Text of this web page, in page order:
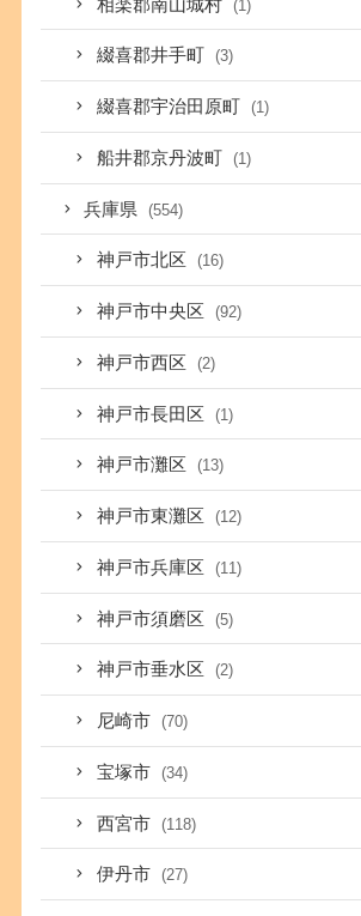
相楽郡南山城村 (1)
綴喜郡井手町 (3)
綴喜郡宇治田原町 (1)
船井郡京丹波町 (1)
兵庫県 (554)
神戸市北区 (16)
神戸市中央区 (92)
神戸市西区 (2)
神戸市長田区 (1)
神戸市灘区 (13)
神戸市東灘区 (12)
神戸市兵庫区 (11)
神戸市須磨区 (5)
神戸市垂水区 (2)
尼崎市 (70)
宝塚市 (34)
西宮市 (118)
伊丹市 (27)